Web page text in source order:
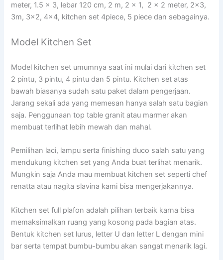
meter, 1.5 x 3, lebar 120 cm, 2 m, 2 x 1, 2 x 2 meter, 2×3,
3m, 3×2, 4×4, kitchen set 4piece, 5 piece dan sebagainya.
Model Kitchen Set
Model kitchen set umumnya saat ini mulai dari kitchen set
2 pintu, 3 pintu, 4 pintu dan 5 pintu. Kitchen set atas
bawah biasanya sudah satu paket dalam pengerjaan.
Jarang sekali ada yang memesan hanya salah satu bagian
saja. Penggunaan top table granit atau marmer akan
membuat terlihat lebih mewah dan mahal.
Pemilihan laci, lampu serta finishing duco salah satu yang
mendukung kitchen set yang Anda buat terlihat menarik.
Mungkin saja Anda mau membuat kitchen set seperti chef
renatta atau nagita slavina kami bisa mengerjakannya.
Kitchen set full plafon adalah pilihan terbaik karna bisa
memaksimalkan ruang yang kosong pada bagian atas.
Bentuk kitchen set lurus, letter U dan letter L dengan mini
bar serta tempat bumbu-bumbu akan sangat menarik lagi.